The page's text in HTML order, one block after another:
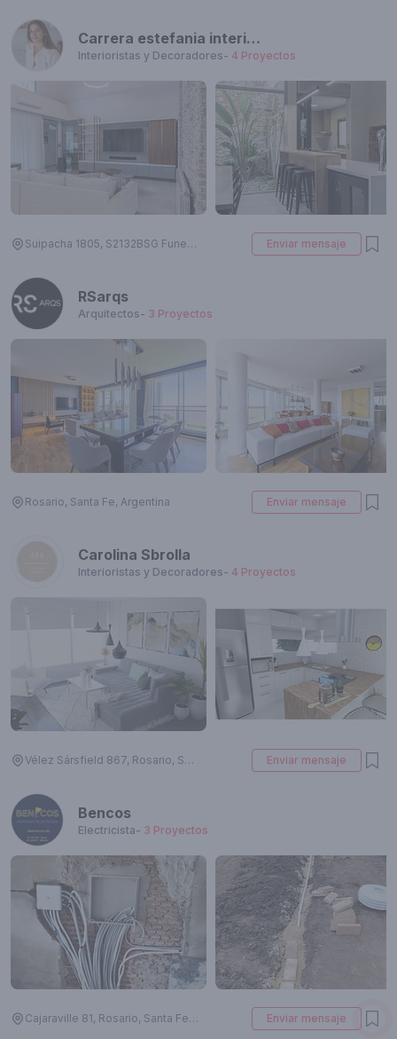
Carrera estefania interiorismo
Interioristas y Decoradores- 4 Proyectos
Suipacha 1805, S2132BSG Funes, Santa Fe, Argentina Enviar mensaje
RSarqs
Arquitectos- 3 Proyectos
Rosario, Santa Fe, Argentina Enviar mensaje
Carolina Sbrolla
Interioristas y Decoradores- 4 Proyectos
Vélez Sársfield 867, Rosario, Santa Fe, Argentina Enviar mensaje
Bencos
Electricista- 3 Proyectos
Cajaraville 81, Rosario, Santa Fe, Argentina Enviar mensaje